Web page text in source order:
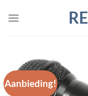
naar
Aanbieding!